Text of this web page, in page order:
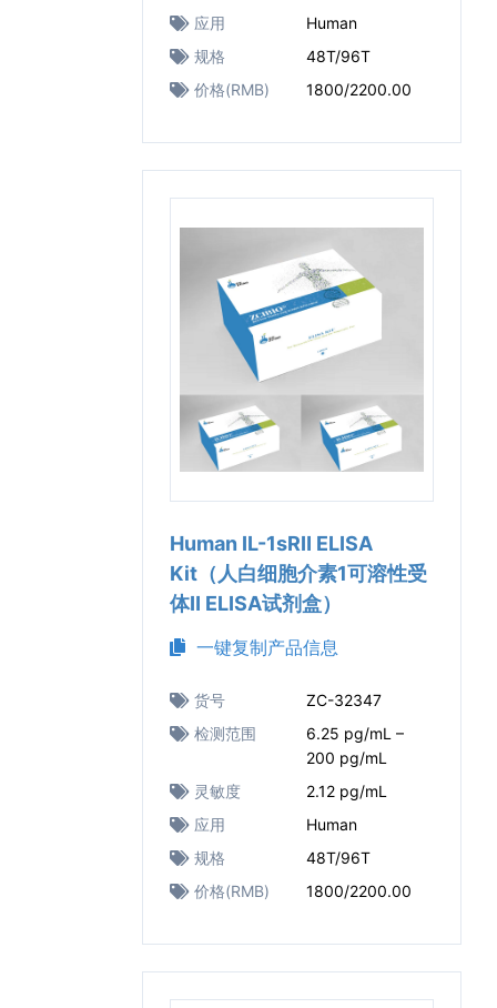
应用
Human
规格
48T/96T
价格(RMB)
1800/2200.00
Human IL-1sRⅡ ELISA
Kit（人白细胞介素1可溶性受
体Ⅱ ELISA试剂盒）
一键复制产品信息
货号
ZC-32347
检测范围
6.25 pg/mL –
200 pg/mL
灵敏度
2.12 pg/mL
应用
Human
规格
48T/96T
价格(RMB)
1800/2200.00